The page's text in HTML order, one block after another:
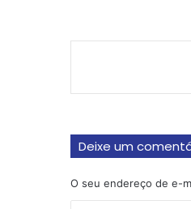
Deixe um
O seu endereço de e-